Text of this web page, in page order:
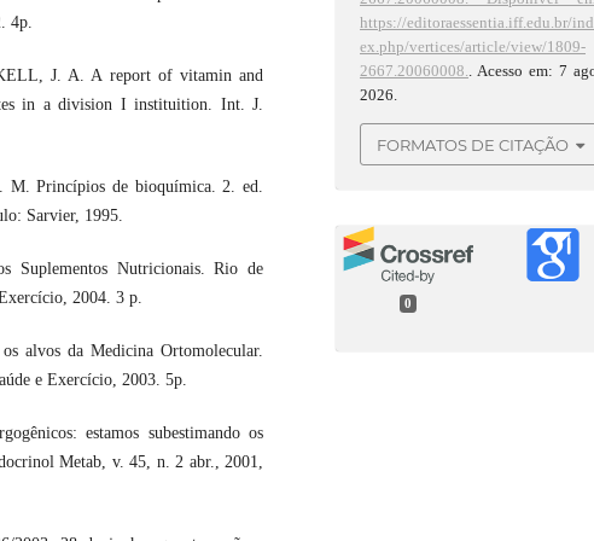
4p.
J. A. A report of vitamin and
in a division I instituition. Int. J.
Princípios de bioquímica. 2. ed.
Sarvier, 1995.
Nutricionais. Rio de
2004. 3 p.
alvos da Medicina Ortomolecular.
e Exercício, 2003. 5p.
estamos subestimando os
Metab, v. 45, n. 2 abr., 2001,
https://editoraessentia.iff.edu.br/ind
ex.php/vertices/article/view/1809-
2667.20060008.. Acesso em: 7
2026.
FORMATOS DE CITAÇÃO
0